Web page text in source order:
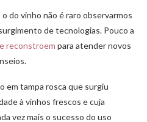
do vinho não é raro observarmos
de tecnologias. Pouco a
reconstroem para atender novos
em tampa rosca que surgiu
à vinhos frescos e cuja
vez mais o sucesso do uso